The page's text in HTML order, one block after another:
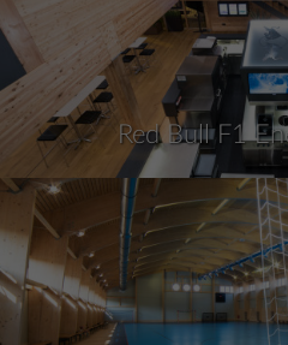
Red Bull F1